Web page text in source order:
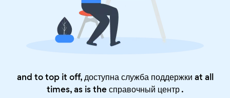
and to top it off, доступна служба поддержки at all
times, as is theсправочный центр.